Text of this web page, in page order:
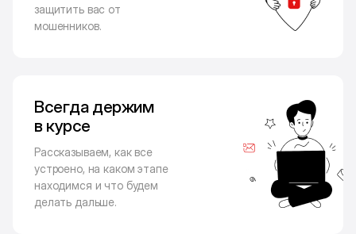
защитить вас от
мошенников.
Всегда держим
в курсе
Рассказываем, как все
устроено, на каком этапе
находимся и что будем
делать дальше.